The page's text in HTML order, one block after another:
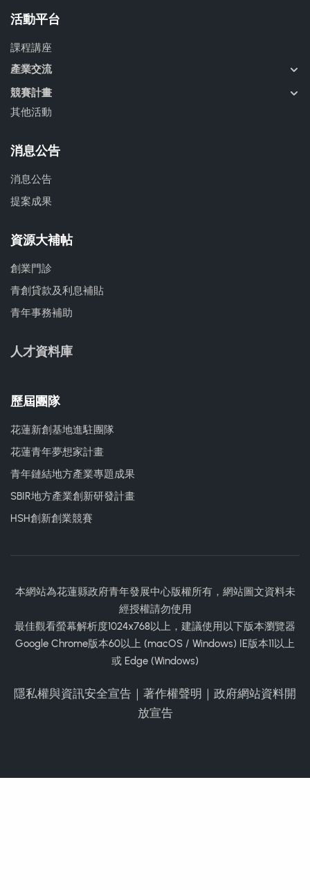
活動平台
課程講座
產業交流
競賽計畫
其他活動
消息公告
消息公告
提案成果
資源大補帖
創業門診
青創貸款及利息補貼
青年事務補助
人才資料庫
歷屆團隊
花蓮新創基地進駐團隊
花蓮青年夢想家計畫
青年鏈結地方產業專題成果
SBIR地方產業創新研發計畫
HSH創新創業競賽
本網站為花蓮縣政府青年發展中心版權所有，網站圖文資料未
經授權請勿使用
最佳觀看螢幕解析度1024x768以上，建議使用以下版本瀏覽器
Google Chrome版本60以上 (macOS / Windows) IE版本11以上
或 Edge (Windows)
隱私權與資訊安全宣告 ｜ 著作權聲明 ｜ 政府網站資料開
放宣告